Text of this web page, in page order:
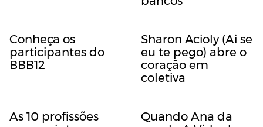
Conheça os
participantes do
BBB12
Sharon Acioly (Ai se
eu te pego) abre o
coração em
coletiva
As 10 profissões
Quando Ana da